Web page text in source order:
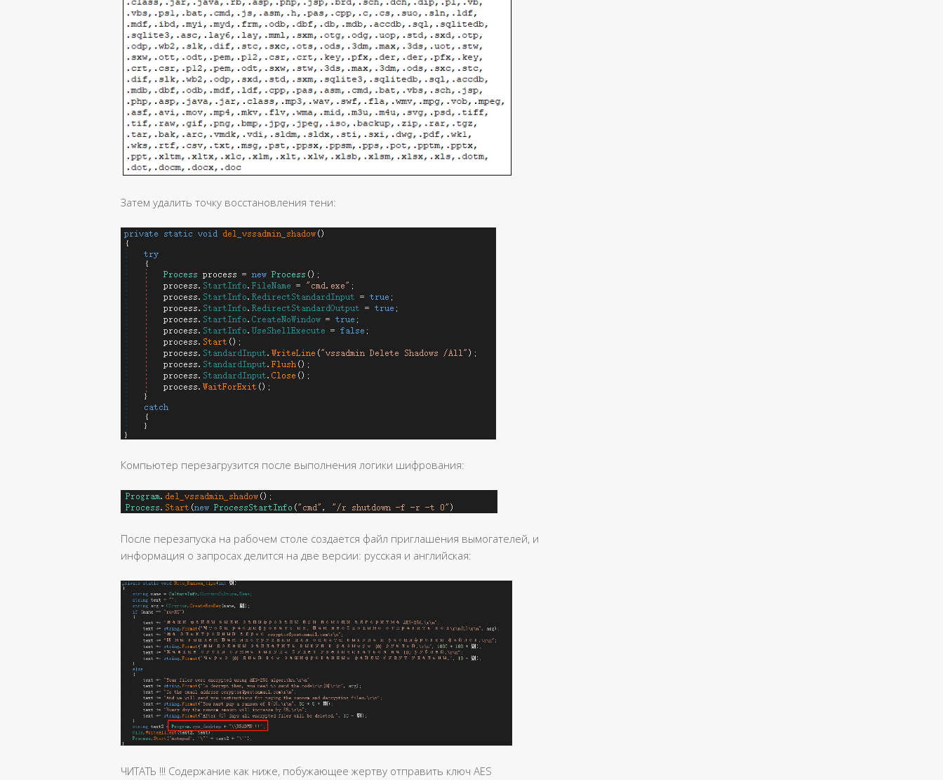
Затем удалить точку восстановления тени:
Компьютер перезагрузится после выполнения логики шифрования:
После перезапуска на рабочем столе создается файл приглашения вымогателей, и
информация о запросах делится на две версии: русская и английская:
ЧИТАТЬ !!! Содержание как ниже, побужающее жертву отправить ключ AES